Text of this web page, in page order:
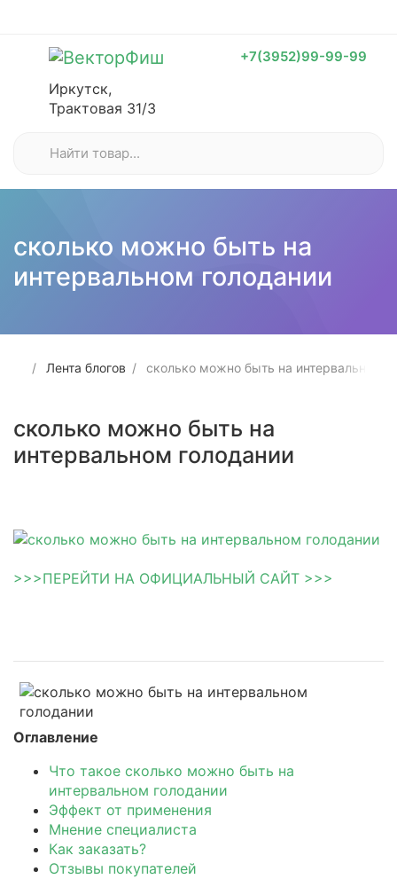
+7(3952)99-99-99
Иркутск,
Трактовая 31/3
сколько можно быть на
интервальном голодании
Лента блогов сколько можно быть на интервальном
сколько можно быть на
интервальном голодании
>>>ПЕРЕЙТИ НА ОФИЦИАЛЬНЫЙ САЙТ >>>
Оглавление
Что такое сколько можно быть на
интервальном голодании
Эффект от применения
Мнение специалиста
Как заказать?
Отзывы покупателей